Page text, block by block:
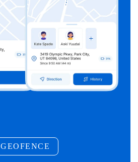
GEOFENCE